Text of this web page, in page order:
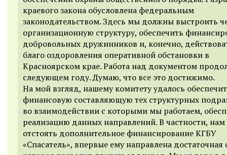
краевого закона обусловлена федеральным
законодательством. Здесь мы должны выстроить
организационную структуру, обеспечить
добровольных дружинников и, конечно,
благо оздоровления оперативной обстановки в
Красноярском крае. Работа над документом
следующем году. Думаю, что все это достижимо.
На мой взгляд, нашему комитету удалось
финансовую составляющую тех структурных
во взаимодействии с которыми мы работаем,
реализацию данных направлений. В частности, нам
отстоять дополнительное финансирование КГБУ
«Спасатель», впервые ему направлена достаточная